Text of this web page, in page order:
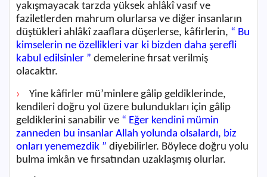
yakışmayacak tarzda yüksek ahlâkî vasıf ve
faziletlerden mahrum olurlarsa ve diğer insanların
düştükleri ahlâkî zaaflara düşerlerse, kâfirlerin, “ Bu
kimselerin ne özellikleri var ki bizden daha şerefli
kabul edilsinler ” demelerine fırsat verilmiş
olacaktır.
›
Yine kâfirler mü’minlere gâlip geldiklerinde,
kendileri doğru yol üzere bulundukları için gâlip
geldiklerini sanabilir ve “ Eğer kendini mümin
zanneden bu insanlar Allah yolunda olsalardı, biz
onları yenemezdik ” diyebilirler. Böylece doğru yolu
bulma imkân ve fırsatından uzaklaşmış olurlar.